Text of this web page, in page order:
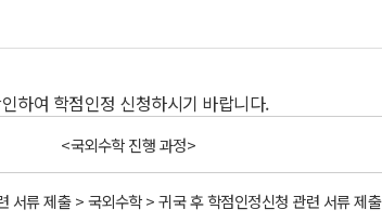
하여 학점인정 신청하시기 바랍니다.
<국외수학 진행 과정>
서류 제출 > 국외수학 > 귀국 후 학점인정신청 관련 서류 제출